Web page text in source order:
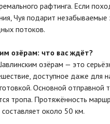
рафтинга. Если
Чуя подарит
потоков.
озёрам: что вас ждёт?
озёрам — это
доступное даже для
Основной отправной
тропа. Протяжённость
около 50 км.